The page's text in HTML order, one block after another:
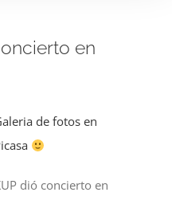
en
de fotos en
dió concierto en